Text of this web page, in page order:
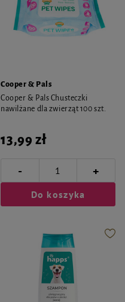
Cooper & Pals
Cooper & Pals Chusteczki
nawilżane dla zwierząt 100 szt.
13,99 zł
- +
Do koszyka